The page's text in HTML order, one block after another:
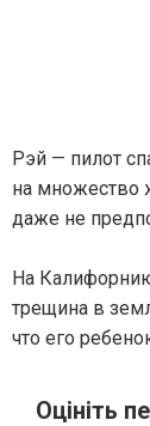
Рэй — пилот
на множество
даже не
На
трещина в
что его
Оцініть